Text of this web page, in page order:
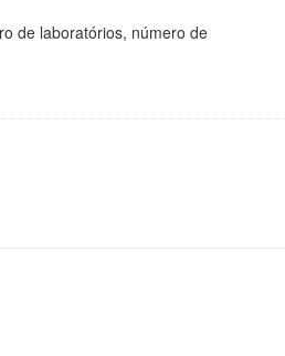
de laboratórios, número de